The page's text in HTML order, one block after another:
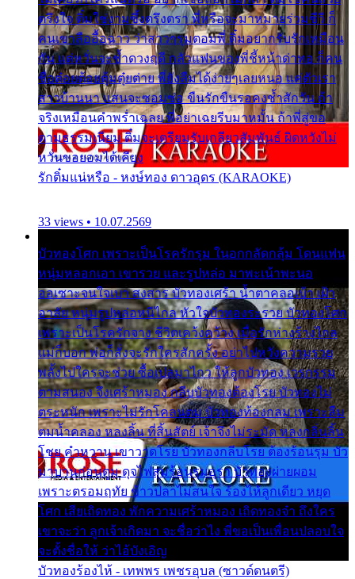
ตรึงใจ ติ๋มใช่งามซึ้งตรึงตรา พี่หรือจะมาหมายร่วมชีวี ก็
คนเขาลืออื้อฉาว ว่าสาวๆรุมตอมพี่ ติ๋มอยากรับรักเหมือน
กัน แต่หวั่นจะช้ำดวงฤดี กลัวแฟนของพี่ชี้หน้าด่าทอ ก็คน
ชื่อต๋อยต้อยตุ้มตุ๋ยต่าย พี่ยังลืมได้ง่ายๆเลยหนอ แค่ตัวเรา
สาวบ้านนา แสนจะซอมซ่อ ขืนรักขืนรอคงช้ำสักวัน ถ้า
จริงเหมือนคำพร่ำเฉลย พี่อย่าเฉยรีบมาหมั้น ถ้าพี่สู่ขอ
ตามธรรมเนียม ติ๋มจะเตรียมรับเกลียวสัมพันธ์ ผิดหวังไม่
หวั่นขอยอมได้เคียง
รักติ๋มแน่หรือ - หงษ์ทอง ดาวอุดร (KARAOKE)
33 views • 10.07.2569
บัวทองโศก เพราะเป็นโรครักรุม ในอกกลัดกลุ้ม โดนแฟน
หนุ่มหลอกเอา เขารวย และรูปหล่อ มาพะเน้าพะนอ
ออเซาะจนใจเบา สงสาร บัวทองเศร้า น้ำตาคลอเบ้า เฝ้า
อาลัย หนุ่มรูปหล่อหนีไกล หัวใจบัวทองระรวย บัวทองโศก
เพราะเป็นโรครักจาง ชีวิตเคว้งคว้าง เมื่อรักห่างร้างไกล
แม่ก็บอก พ่อก็สั่งจะรักใครสักครั้ง อย่าไปหวังความรวย
พลั้งไปใครจะช่วย ซื้อเปลมาไกว ให้ลูกบัวทอง เวรกรรม
ตามสนอง จึงเศร้าหมอง กลีบบัวทองต้องโรย บัวทองไม่
ตระหนัก เพราะไม่รักโคลนตม บัวทองท้องกลม เพราะลืม
ตมน้ำคลอง หลงลิ้น ที่สิ้นสัตย์ เจ้าจึงไม่ระมัด หลงกลิ่นลิ้น
โชย คำหวาน เขาวาดโรย บัวทองกลีบโรย ต้องร้อนรุม บัว
มาบานก่อนตูม ดุจไฟสุมร้อนรุมอุรา บัวทองผ่ายผอม
เพราะตรอมฤทัย ข้าวปลาไม่สนใจ ร้องไห้ลูกเดียว หยุด
โศก เสียเถิดทอง พักความเศร้าหมอง เถิดทองจ๋า ถึงใคร
เขาจะว่า ลูกเจ้าเกิดมา จะชื่อว่าไง พี่ขอเป็นเพื่อนปลอบใจ
จะตั้งชื่อให้ ว่าไอ้บังเอิญ
บัวทองร้องไห้ - เทพพร เพชรอุบล (ซาวด์ดนตรี)